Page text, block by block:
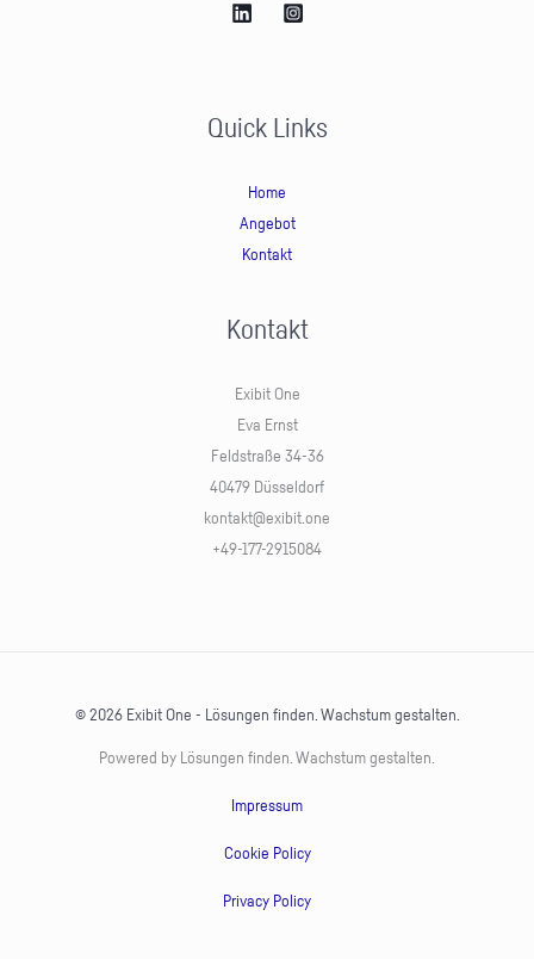
Quick Links
Home
Angebot
Kontakt
Kontakt
Exibit One
Eva Ernst
Feldstraße 34-36
40479 Düsseldorf
kontakt@exibit.one
+49-177-2915084
© 2026 Exibit One - Lösungen finden. Wachstum gestalten.
Powered by Lösungen finden. Wachstum gestalten.
Impressum
Cookie Policy
Privacy Policy